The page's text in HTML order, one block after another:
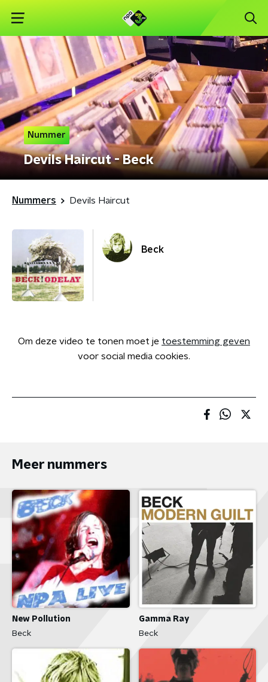
Nummer
Devils Haircut - Beck
Nummers Devils Haircut
Beck
Om deze video te tonen moet je toestemming geven
voor social media cookies.
Meer nummers
New Pollution
Beck
Gamma Ray
Beck